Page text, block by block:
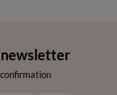
newsletter